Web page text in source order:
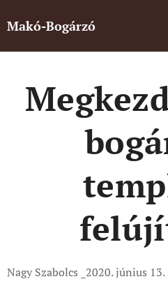
Makó-Bogárzó
Nagy Szabolcs _2020. június